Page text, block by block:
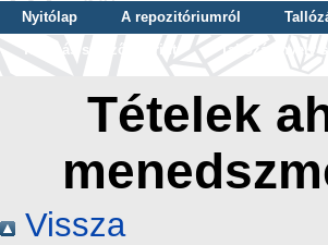
Nyitólap A repozitóriumról
Tallózás szerző szerint
Tallózás nyelv
Tételek
Vissza